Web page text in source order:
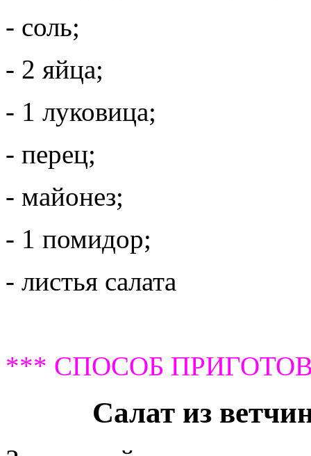
- соль;
- 2 яйца;
- 1 луковица;
- перец;
- майонез;
- 1 помидор;
- листья салата
*** СПОСОБ
Салат из